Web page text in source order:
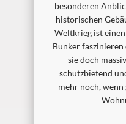
besonderen
historischen
Weltkrieg ist
Bunker
sie doch
schutzbietend
mehr noch, wenn